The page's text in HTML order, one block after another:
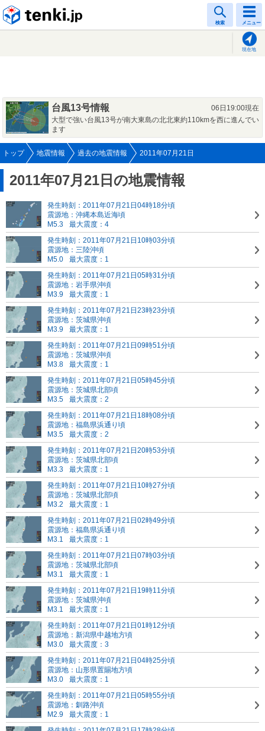
検索 メニュー
現在地
台風13号情報
06日19:00現在
大型で強い台風13号が南大東島の北北東約110kmを西に進んでい
ます
トップ 地震情報 過去の地震情報 2011年07月21日
2011年07月21日の地震情報
発生時刻：2011年07月21日04時18分頃
震源地：沖縄本島近海頃
M5.3
最大震度：4
発生時刻：2011年07月21日10時03分頃
震源地：三陸沖頃
M5.0
最大震度：1
発生時刻：2011年07月21日05時31分頃
震源地：岩手県沖頃
M3.9
最大震度：1
発生時刻：2011年07月21日23時23分頃
震源地：茨城県沖頃
M3.9
最大震度：1
発生時刻：2011年07月21日09時51分頃
震源地：茨城県沖頃
M3.8
最大震度：1
発生時刻：2011年07月21日05時45分頃
震源地：茨城県北部頃
M3.5
最大震度：2
発生時刻：2011年07月21日18時08分頃
震源地：福島県浜通り頃
M3.5
最大震度：2
発生時刻：2011年07月21日20時53分頃
震源地：茨城県北部頃
M3.3
最大震度：1
発生時刻：2011年07月21日10時27分頃
震源地：茨城県北部頃
M3.2
最大震度：1
発生時刻：2011年07月21日02時49分頃
震源地：福島県浜通り頃
M3.1
最大震度：1
発生時刻：2011年07月21日07時03分頃
震源地：茨城県北部頃
M3.1
最大震度：1
発生時刻：2011年07月21日19時11分頃
震源地：茨城県沖頃
M3.1
最大震度：1
発生時刻：2011年07月21日01時12分頃
震源地：新潟県中越地方頃
M3.0
最大震度：3
発生時刻：2011年07月21日04時25分頃
震源地：山形県置賜地方頃
M3.0
最大震度：1
発生時刻：2011年07月21日05時55分頃
震源地：釧路沖頃
M2.9
最大震度：1